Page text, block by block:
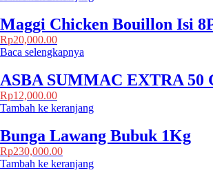
Maggi Chicken Bouillon Isi
Rp20,000.00
Baca selengkapnya
ASBA SUMMAC EXTRA 50
Rp12,000.00
Tambah ke keranjang
Bunga Lawang Bubuk 1Kg
Rp230,000.00
Tambah ke keranjang